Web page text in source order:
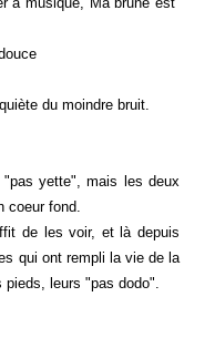
du moindre bruit.
yette", mais les deux
coeur fond.
de les voir, et là depuis
qui ont rempli la vie de la
leurs "pas dodo".